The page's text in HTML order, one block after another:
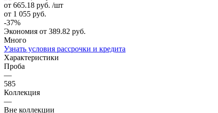
от 665.18 руб. /шт
от 1 055 руб.
-37%
Экономия от 389.82 руб.
Много
Узнать условия рассрочки и кредита
Характеристики
Проба
—
585
Коллекция
—
Вне коллекции